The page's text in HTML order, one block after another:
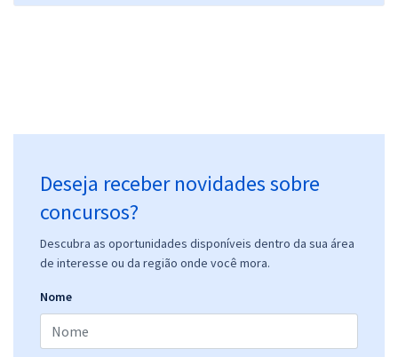
Deseja receber novidades sobre
concursos?
Descubra as oportunidades disponíveis dentro da sua área
de interesse ou da região onde você mora.
Nome